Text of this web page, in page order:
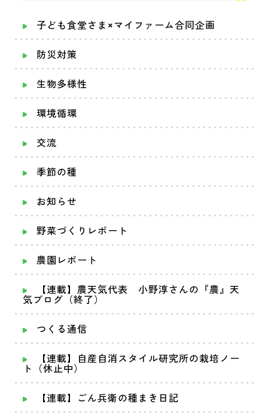
子ども食堂さま×マイファーム合同企画
防災対策
生物多様性
環境循環
交流
季節の種
お知らせ
野菜づくりレポート
農園レポート
【連載】農天気代表 小野淳さんの『農』天
気ブログ（終了）
つくる通信
【連載】自産自消スタイル研究所の栽培ノー
ト（休止中）
【連載】ごん兵衛の種まき日記